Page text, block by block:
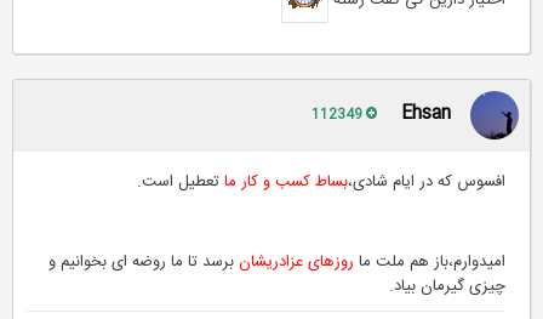
Ehsan
افسوس که در ایام شادی،بساط کسب و کار ما تعطیل است.
امیدوارم،باز هم ملت ما روزهای عزادریشانبرسد تا ما روضه ای بخوانیم و
چیزی گیرمان بیاد.